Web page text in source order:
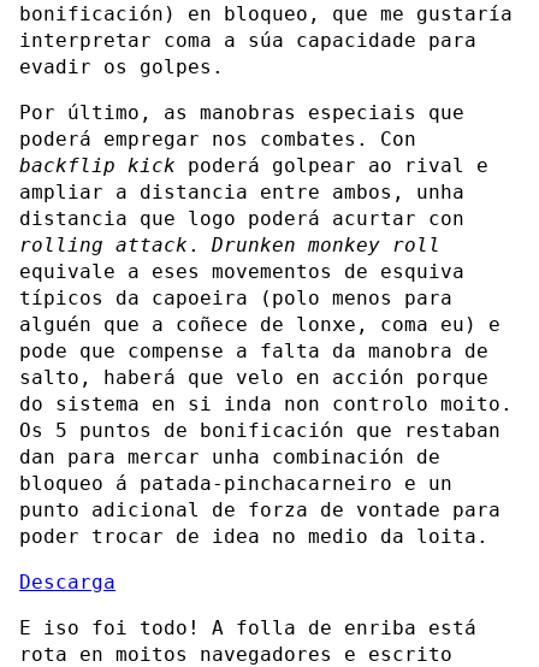
bonificación) en bloqueo, que me gustaría
interpretar coma a súa capacidade para
evadir os golpes.
Por último, as manobras especiais que
poderá empregar nos combates. Con
backflip kick poderá golpear ao rival e
ampliar a distancia entre ambos, unha
distancia que logo poderá acurtar con
rolling attack . Drunken monkey roll
equivale a eses movementos de esquiva
típicos da capoeira (polo menos para
alguén que a coñece de lonxe, coma eu) e
pode que compense a falta da manobra de
salto, haberá que velo en acción porque
do sistema en si inda non controlo moito.
Os 5 puntos de bonificación que restaban
dan para mercar unha combinación de
bloqueo á patada-pinchacarneiro e un
punto adicional de forza de vontade para
poder trocar de idea no medio da loita.
Descarga
E iso foi todo! A folla de enriba está
rota en moitos navegadores e escrito